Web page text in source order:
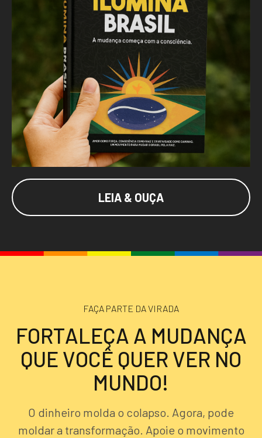
LEIA & OUÇA
FAÇA PARTE DA VIRADA
FORTALEÇA A MUDANÇA
QUE VOCÊ QUER VER NO
MUNDO!
O dinheiro molda o colapso. Agora, pode
moldar a transformação. Apoie o movimento